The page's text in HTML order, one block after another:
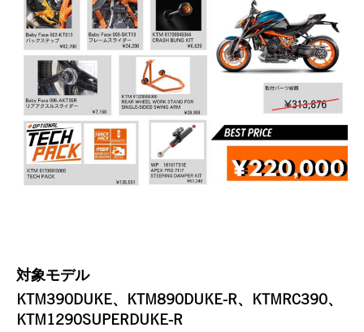
対象モデル
KTM390DUKE、KTM890DUKE-R、KTMRC390、
KTM1290SUPERDUKE-R